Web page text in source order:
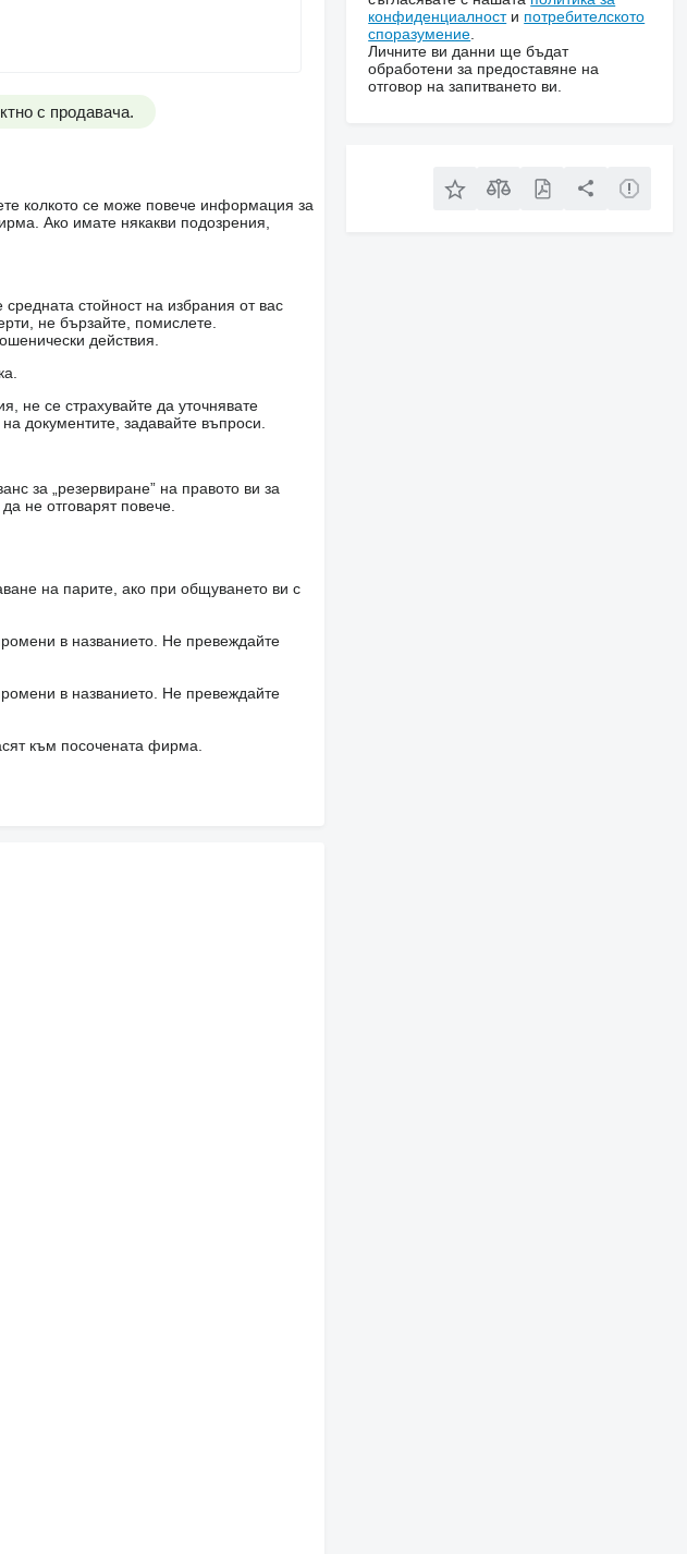
с продавача.
колкото се може повече информация за
Ако имате някакви подозрения,
стойност на избрания от вас
не бързайте, помислете.
действия.
не се страхувайте да уточнявате
документите, задавайте въпроси.
за „резервиране” на правото ви за
не отговарят повече.
на парите, ако при общуването ви с
в названието. Не превеждайте
в названието. Не превеждайте
към посочената фирма.
конфиденциалности потребителското
споразумение
Личните ви данни ще бъдат
обработени за предоставяне на
отговор на запитването ви.